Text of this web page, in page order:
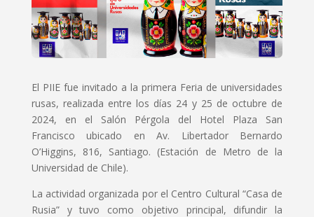
El PIIE fue invitado a la primera Feria de universidades
rusas, realizada entre los días 24 y 25 de octubre de
2024, en el Salón Pérgola del Hotel Plaza San
Francisco ubicado en Av. Libertador Bernardo
O’Higgins, 816, Santiago. (Estación de Metro de la
Universidad de Chile).
La actividad organizada por el Centro Cultural “Casa de
Rusia” y tuvo como objetivo principal, difundir la